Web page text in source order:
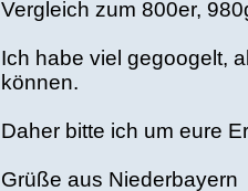
Vergleich zum 800er,
Ich habe viel gegoogelt,
können.
Daher bitte ich um eure
Grüße aus Niederbayern